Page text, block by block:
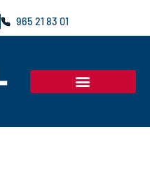
965 21 83 01